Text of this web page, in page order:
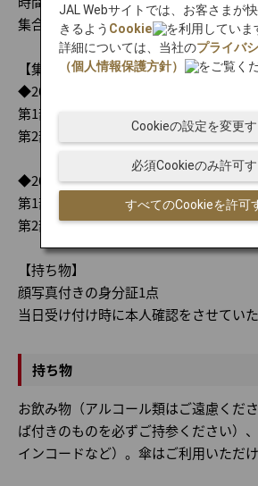
集合場所：那覇空港国内線ターミナル1
【集合時間】
◆2026年7月11日（土）
第1部 ：午前9時25分
第2部 ：午前11時45分
◆2026年10月17日（土）・24日（土）
第1部 ： 午前9時35分
第2部 ： 午後0時
【持ち物】
顔写真付きの身分証1点
当日受け付け時に本人確認をさせていた
持ち物
お飲み物（アルコール類はご遠慮くだ
ば付きのものを必ずご持参ください）
インコードなど）。傘はご利用いただけ
JAL Webサイトでは、お客さまが
きるよう Cookie
を利用していま
詳細については、当社のプライバ
（個人情報保護方針）
をご覧く
すべてのCookieを許可
必須Cookieのみ許可す
Cookieの設定を変更す